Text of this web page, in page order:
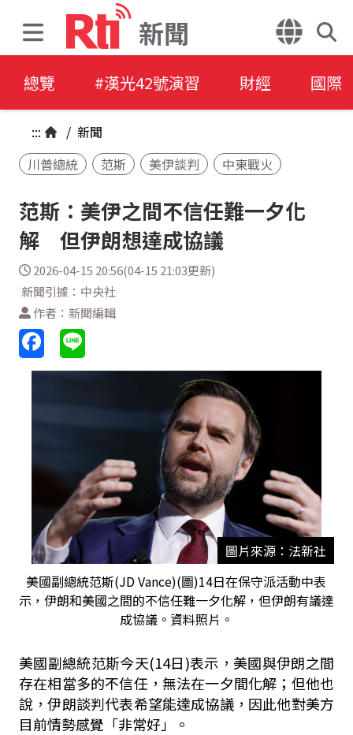
新聞
總覽 #漢光42號演習 財經 國際
::: / 新聞
川普總統
范斯 美伊談判 中東戰火
范斯：美伊之間不信任難一夕化
解 但伊朗想達成協議
2026-04-15 20:56(04-15 21:03更新)
新聞引據：中央社
作者：新聞編輯
圖片來源：法新社
美國副總統范斯(⁠JD Vance)(圖)14日在保守派活動中表
示，伊朗和美國之間的不信任難一夕化解，但伊朗有議達
成協議。資料照片。
美國副總統范斯今天(14日)表示，美國與伊朗之間
存在相當多的不信任，無法在一夕間化解；但他也
說，伊朗談判代表希望能達成協議，因此他對美方
目前情勢感覺「非常好」。